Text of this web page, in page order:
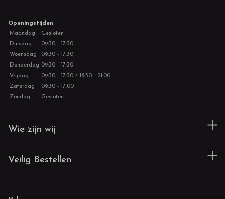
Openingstijden
Maandag
Gesloten
Dinsdag
09:30 - 17:30
Woensdag
09:30 - 17:30
Donderdag 09:30 - 17:30
Vrijdag
09:30 - 17:30 / 18:30 - 21:00
Zaterdag
09:30 - 17:00
Zondag
Gesloten
Wie zijn wij
Veilig Bestellen